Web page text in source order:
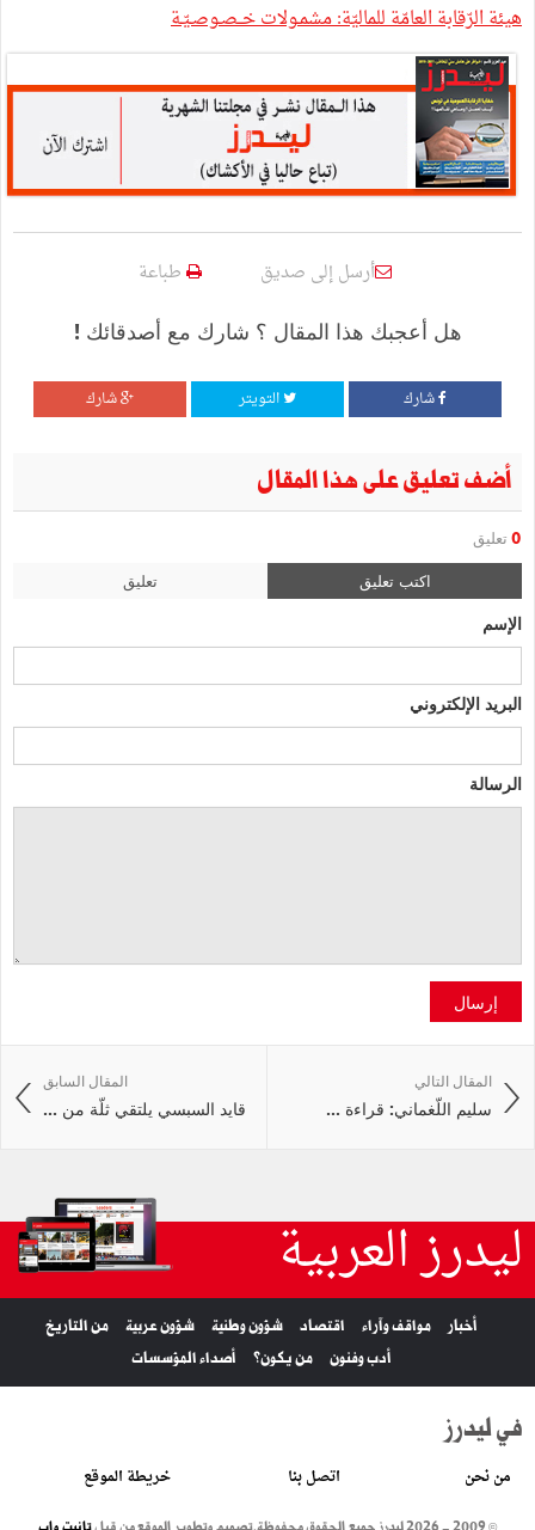
هيئة الرّقابة العامّة للماليّة: مشمـولات خــصـوصـيّـة
أرسل إلى صديق طباعة
هل أعجبك هذا المقال ؟ شارك مع أصدقائك !
شارك التويتر شارك
أضف تعليق على هذا المقال
0 تعليق
اكتب تعليق تعليق
الإسم
البريد الإلكتروني
الرسالة
إرسال
المقال السابق
قايد السبسي يلتقي ثلّة من ...
المقال التالي
سليم اللّغماني: قراءة ...
ليدرز العربية
أخبار مواقف وآراء اقتصاد شؤون وطنية شؤون عربية
من التاريخ
أدب وفنون
من يكون؟ أصداء المؤسسات
في ليدرز
من نحن اتصل بنا خريطة الموقع